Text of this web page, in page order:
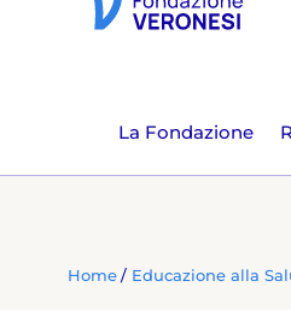
La Fondazione
Home Educazione alla